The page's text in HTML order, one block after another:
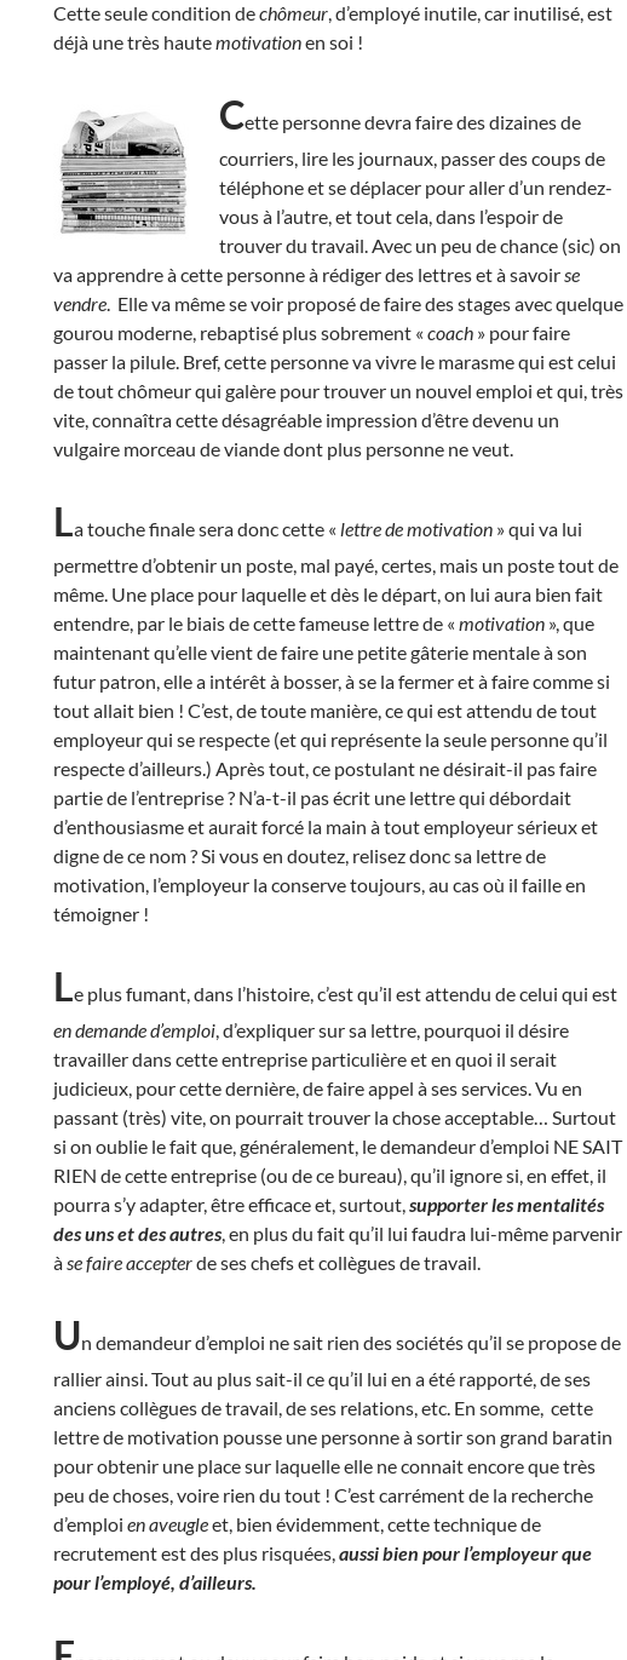
Cette seule condition dechômeur, d’employé inutile, car inutilisé, est
déjà une très hautemotivationen soi !
Cette personne devra faire des dizaines de
courriers, lire les journaux, passer des coups de
téléphone et se déplacer pour aller d’un rendez-
vous à l’autre, et tout cela, dans l’espoir de
trouver du travail. Avec un peu de chance (sic) on
va apprendre à cette personne à rédiger des lettres et à savoirse
vendre. Elle va même se voir proposé de faire des stages avec quelque
gourou moderne, rebaptisé plus sobrement « coach » pour faire
passer la pilule. Bref, cette personne va vivre le marasme qui est celui
de tout chômeur qui galère pour trouver un nouvel emploi et qui, très
vite, connaîtra cette désagréable impression d’être devenu un
vulgaire morceau de viande dont plus personne ne veut.
La touche finale sera donc cette « lettre de motivation » qui va lui
permettre d’obtenir un poste, mal payé, certes, mais un poste tout de
même. Une place pour laquelle et dès le départ, on lui aura bien fait
entendre, par le biais de cette fameuse lettre de « motivation », que
maintenant qu’elle vient de faire une petite gâterie mentale à son
futur patron, elle a intérêt à bosser, à se la fermer et à faire comme si
tout allait bien ! C’est, de toute manière, ce qui est attendu de tout
employeur qui se respecte (et qui représente la seule personne qu’il
respecte d’ailleurs.) Après tout, ce postulant ne désirait-il pas faire
partie de l’entreprise ? N’a-t-il pas écrit une lettre qui débordait
d’enthousiasme et aurait forcé la main à tout employeur sérieux et
digne de ce nom ? Si vous en doutez, relisez donc sa lettre de
motivation, l’employeur la conserve toujours, au cas où il faille en
témoigner !
Le plus fumant, dans l’histoire, c’est qu’il est attendu de celui qui est
en demande d’emploi, d’expliquer sur sa lettre, pourquoi il désire
travailler dans cette entreprise particulière et en quoi il serait
judicieux, pour cette dernière, de faire appel à ses services. Vu en
passant (très) vite, on pourrait trouver la chose acceptable… Surtout
si on oublie le fait que, généralement, le demandeur d’emploi NE SAIT
RIEN de cette entreprise (ou de ce bureau), qu’il ignore si, en effet, il
pourra s’y adapter, être efficace et, surtout,supporter les mentalités
des uns et des autres, en plus du fait qu’il lui faudra lui-même parvenir
àse faire accepterde ses chefs et collègues de travail.
Un demandeur d’emploi ne sait rien des sociétés qu’il se propose de
rallier ainsi. Tout au plus sait-il ce qu’il lui en a été rapporté, de ses
anciens collègues de travail, de ses relations, etc. En somme, cette
lettre de motivation pousse une personne à sortir son grand baratin
pour obtenir une place sur laquelle elle ne connait encore que très
peu de choses, voire rien du tout ! C’est carrément de la recherche
d’emploi en aveugleet, bien évidemment, cette technique de
recrutement est des plus risquées,aussi bien pour l’employeur que
pour l’employé, d’ailleurs.